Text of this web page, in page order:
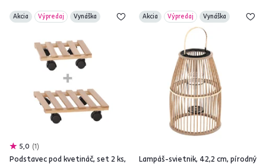
Akcia Výpredaj Vynáška
5,0 1
Podstavec pod kvetináč, set 2 ks,
Akcia Výpredaj Vynáška
Lampáš-svietnik, 42,2 cm, pírodný